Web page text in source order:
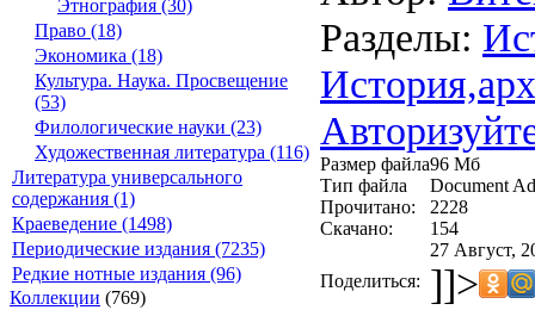
Этнография (30)
Право (18)
Экономика (18)
Культура. Наука. Просвещение
(53)
Филологические науки (23)
Художественная литература (116)
Литература универсального
содержания (1)
Краеведение (1498)
Периодические издания (7235)
Редкие нотные издания (96)
Коллекции (769)
Разделы:
Размер файла96 Мб
Тип файла
Document
Прочитано:
2228
Скачано:
154
27 Август,
Поделиться: ]]>